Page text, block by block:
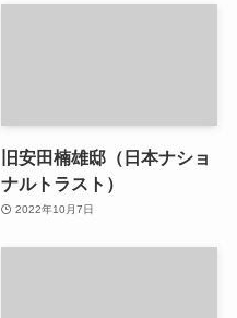
旧安田楠雄邸（日本ナショ
ナルトラスト）
2022年10月7日